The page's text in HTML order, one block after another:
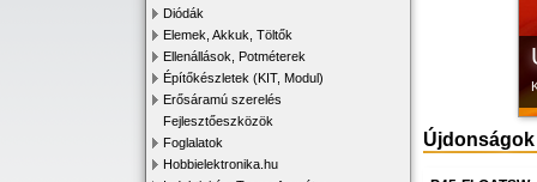
Diódák
Elemek, Akkuk, Töltők
Ellenállások, Potméterek
Építőkészletek (KIT, Modul)
Erősáramú szerelés
Fejlesztőeszközök
Foglalatok
Hobbielektronika.hu
Újdonságok